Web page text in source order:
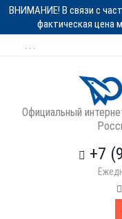
ВНИМАНИЕ! В связи с
фактическая цена
Официальный
+7